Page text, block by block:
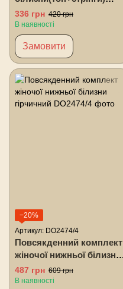
помаранчевий
336 грн 420 грн
В наявності
Замовити
−20%
Артикул: DO2474/4
Повсякденний комплект
жіночої нижньої білизни
гірчичний
487 грн 609 грн
В наявності